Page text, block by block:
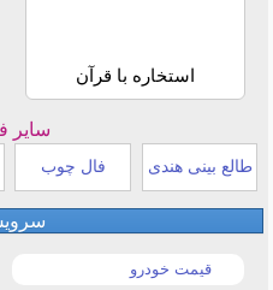
استخاره با قرآن
سایر
طالع بینی هندی فال چوب
قیمت خودرو